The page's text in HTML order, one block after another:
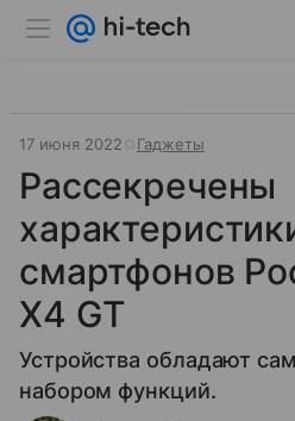
17 июня 2022 Гаджеты
Рассекречены
смартфонов
X4 GT
Устройства обладают
набором функций.